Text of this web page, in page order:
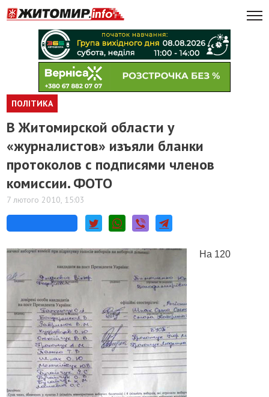
ПОЛІТИКА
В Житомирской области у
«журналистов» изъяли бланки
протоколов с подписями членов
комиссии. ФОТО
7 лютого 2010, 15:03
На 120